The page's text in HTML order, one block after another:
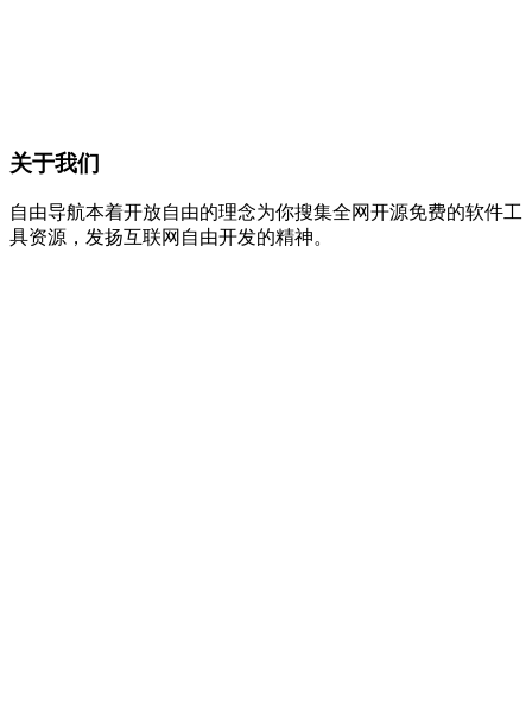
关于我们
自由导航本着开放自由的理念为你搜集全网开源免费的软件工
具资源，发扬互联网自由开发的精神。